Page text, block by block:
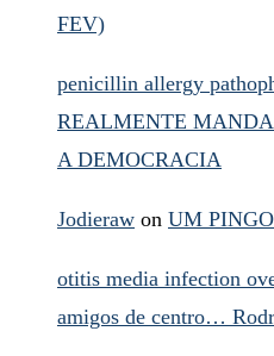
FEV)
penicillin allergy
REALMENTE
A DEMOCRACIA
Jodieraw on UM
otitis media infection
amigos de centro…